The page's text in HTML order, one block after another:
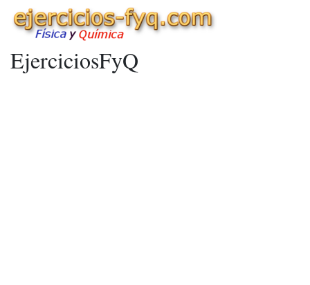
EjerciciosFyQ